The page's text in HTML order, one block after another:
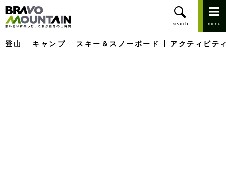
登山 キャンプ スキー＆スノーボード アクティビテ